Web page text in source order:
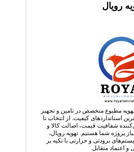
رویال
مطبوع متخصص در تامین و تجهیز
استانداردهای کیفیت. از انتخاب تا
شفافیت قیمت، اصالت کالا و
پروژه شما هستیم. تهویه رویال،
برودتی و حرارتی با تکیه بر
و اعتماد متقابل.